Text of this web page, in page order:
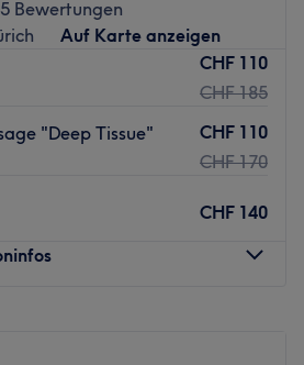
Bewertungen
Auf Karte anzeigen
CHF 110
CHF 185
"Deep Tissue"
CHF 110
CHF 170
CHF 140